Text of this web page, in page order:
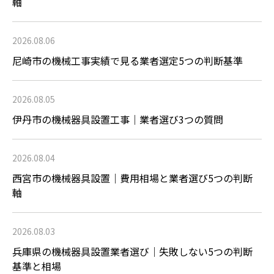
2026.08.06
尼崎市の機械工事実績で見る業者選定5つの判断基準
2026.08.05
伊丹市の機械器具設置工事｜業者選び3つの質問
2026.08.04
西宮市の機械器具設置｜費用相場と業者選び5つの判断
軸
2026.08.03
兵庫県の機械器具設置業者選び｜失敗しない5つの判断
基準と相場